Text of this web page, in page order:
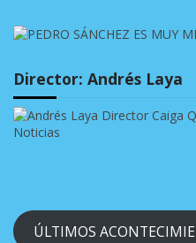
Director: Andrés Laya
ÚLTIMOS